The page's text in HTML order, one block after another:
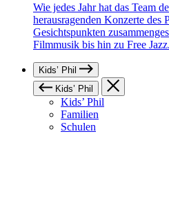
Wie jedes Jahr hat das Team
herausragenden Konzerte des
Gesichtspunkten
Filmmusik bis hin zu Free Jazz.
Kids’ Phil
Kids’ Phil
Kids’ Phil
Familien
Schulen